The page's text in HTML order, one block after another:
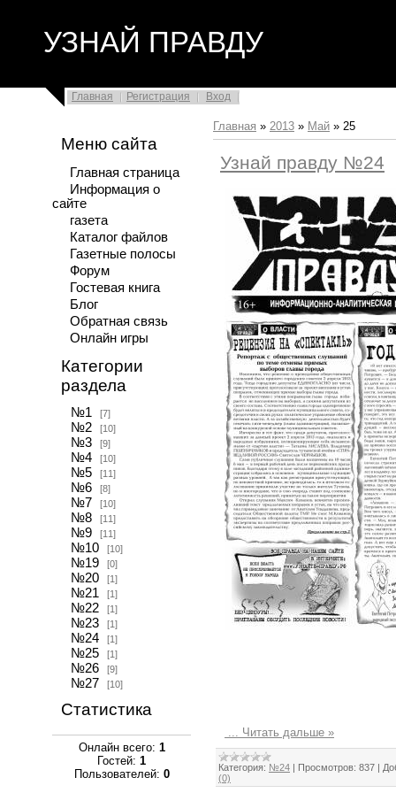
УЗНАЙ ПРАВДУ
Главная Регистрация Вход
Меню сайта
Главная страница
Информация о
сайте
газета
Каталог файлов
Газетные полосы
Форум
Гостевая книга
Блог
Обратная связь
Онлайн игры
Категории
раздела
№1 [7]
№2 [10]
№3 [9]
№4 [10]
№5 [11]
№6 [8]
№7 [10]
№8 [11]
№9 [11]
№10 [10]
№19 [0]
№20 [1]
№21 [1]
№22 [1]
№23 [1]
№24 [1]
№25 [1]
№26 [9]
№27 [10]
Статистика
Онлайн всего: 1
Гостей: 1
Пользователей: 0
Главная » 2013 » Май » 25
Узнай правду №24
... Читать дальше »
Категория: №24 Просмотров: 837
(0)